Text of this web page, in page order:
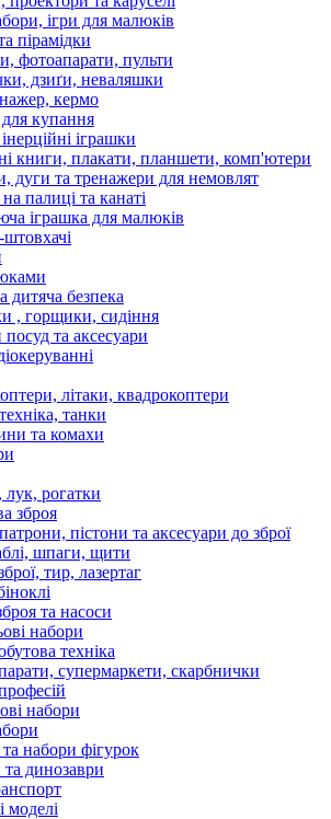
ігри для малюків
пірамідки
фотоапарати, пульти
дзиґи, неваляшки
кермо
купання
іграшки
книги, плакати, планшети, комп'ютери
дуги та тренажери для немовлят
палиці та канаті
іграшка для малюків
дитяча безпека
, горщики, сидіння
та аксесуари
літаки, квадрокоптери
танки
та комахи
лук, рогатки
зброя
пістони та аксесуари до зброї
шпаги, щити
тир, лазертаг
та насоси
набори
техніка
супермаркети, скарбнички
набори
набори фігурок
динозаври
моделі